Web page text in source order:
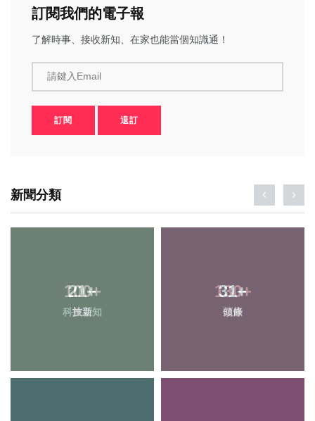
訂閱我們的電子報
了解時事、接收新知、在家也能當個知識通！
請鍵入Email
訂閱 退訂
新聞分類
21+
科技新知
31+
頭條
100+
旅遊
130+
健康